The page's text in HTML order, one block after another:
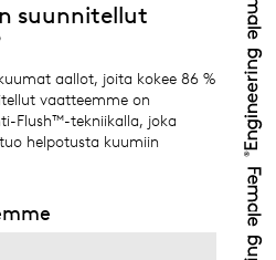
suunnitellut
aallot, joita kokee 86 %
vaatteemme on
Flush™-tekniikalla, joka
helpotusta kuumiin